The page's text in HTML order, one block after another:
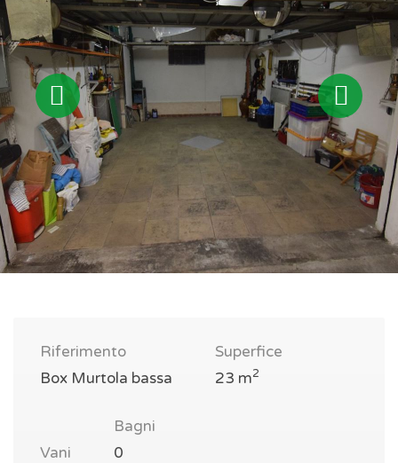
Riferimento
Box Murtola bassa
Superfice
23 m2
Vani
Bagni
0